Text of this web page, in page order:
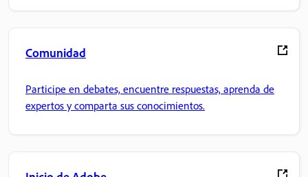
Comunidad
Participe en debates, encuentre respuestas, aprenda de
expertos y comparta sus conocimientos.